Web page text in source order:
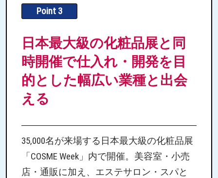
Point 3
日本最大級の化粧品展と同
時開催で仕入れ・開発を目
的とした幅広い業種と出会
える
35,000名が来場する日本最大級の化粧品展
「COSME Week」内で開催。美容室・小売
店・通販に加え、エステサロン・スパと